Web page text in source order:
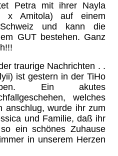
Petra mit ihrer Nayla
x Amitola) auf einem
und kann die
GUT bestehen. Ganz
traurige Nachrichten . .
ist gestern in der TiHo
Ein akutes
welches
anschlug, wurde ihr zum
und Familie, daß ihr
ein schönes Zuhause
in unserem Herzen